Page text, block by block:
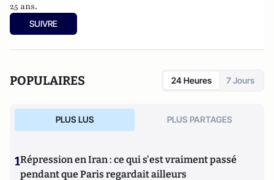
25 ans.
SUIVRE
POPULAIRES 24 Heures 7 Jours
PLUS LUS PLUS PARTAGES
1Répression en Iran : ce qui s'est vraiment passé
pendant que Paris regardait ailleurs